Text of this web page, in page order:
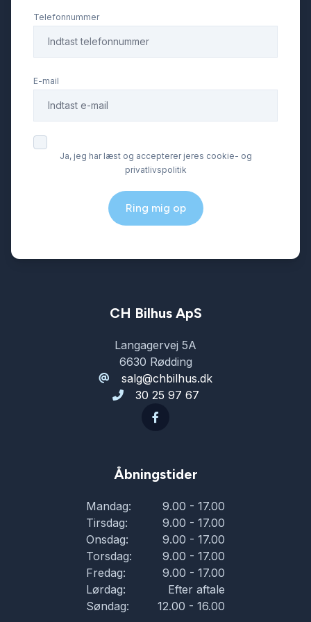
multifunktionsrat
musikstreaming via Bluetooth
mørk loftbeklædning
parkeringssensor (bag)
stemmebetjening
USB-A tilslutning
Telefonnummer
E-mail
Ja, jeg har læst og accepterer jeres cookie- og
privatlivspolitik
Ring mig op
CH Bilhus ApS
Langagervej 5A
6630 Rødding
salg@chbilhus.dk
30 25 97 67
Åbningstider
Mandag:
9.00 - 17.00
Tirsdag:
9.00 - 17.00
Onsdag:
9.00 - 17.00
Torsdag:
9.00 - 17.00
Fredag:
9.00 - 17.00
Lørdag:
Efter aftale
Søndag:
12.00 - 16.00